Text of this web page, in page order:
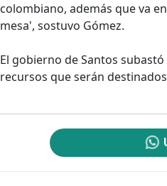
colombiano, además que va
mesa', sostuvo Gómez.
El gobierno de Santos
recursos que serán